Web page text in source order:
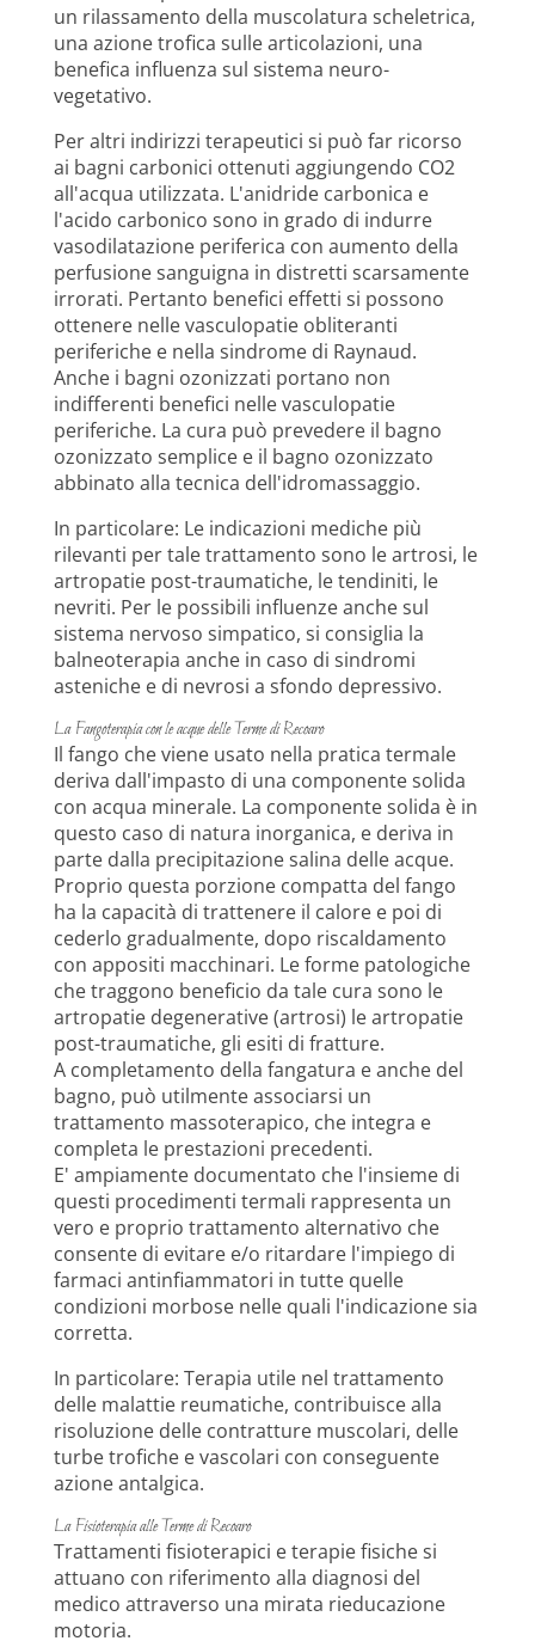
un rilassamento della muscolatura scheletrica,
una azione trofica sulle articolazioni, una
benefica influenza sul sistema neuro-
vegetativo.
Per altri indirizzi terapeutici si può far ricorso
ai bagni carbonici ottenuti aggiungendo CO2
all'acqua utilizzata. L'anidride carbonica e
l'acido carbonico sono in grado di indurre
vasodilatazione periferica con aumento della
perfusione sanguigna in distretti scarsamente
irrorati. Pertanto benefici effetti si possono
ottenere nelle vasculopatie obliteranti
periferiche e nella sindrome di Raynaud.
Anche i bagni ozonizzati portano non
indifferenti benefici nelle vasculopatie
periferiche. La cura può prevedere il bagno
ozonizzato semplice e il bagno ozonizzato
abbinato alla tecnica dell'idromassaggio.
In particolare: Le indicazioni mediche più
rilevanti per tale trattamento sono le artrosi, le
artropatie post-traumatiche, le tendiniti, le
nevriti. Per le possibili influenze anche sul
sistema nervoso simpatico, si consiglia la
balneoterapia anche in caso di sindromi
asteniche e di nevrosi a sfondo depressivo.
La Fangoterapia con le acque delle Terme di Recoaro
Il fango che viene usato nella pratica termale
deriva dall'impasto di una componente solida
con acqua minerale. La componente solida è in
questo caso di natura inorganica, e deriva in
parte dalla precipitazione salina delle acque.
Proprio questa porzione compatta del fango
ha la capacità di trattenere il calore e poi di
cederlo gradualmente, dopo riscaldamento
con appositi macchinari. Le forme patologiche
che traggono beneficio da tale cura sono le
artropatie degenerative (artrosi) le artropatie
post-traumatiche, gli esiti di fratture.
A completamento della fangatura e anche del
bagno, può utilmente associarsi un
trattamento massoterapico, che integra e
completa le prestazioni precedenti.
E' ampiamente documentato che l'insieme di
questi procedimenti termali rappresenta un
vero e proprio trattamento alternativo che
consente di evitare e/o ritardare l'impiego di
farmaci antinfiammatori in tutte quelle
condizioni morbose nelle quali l'indicazione sia
corretta.
In particolare: Terapia utile nel trattamento
delle malattie reumatiche, contribuisce alla
risoluzione delle contratture muscolari, delle
turbe trofiche e vascolari con conseguente
azione antalgica.
La Fisioterapia alle Terme di Recoaro
Trattamenti fisioterapici e terapie fisiche si
attuano con riferimento alla diagnosi del
medico attraverso una mirata rieducazione
motoria.